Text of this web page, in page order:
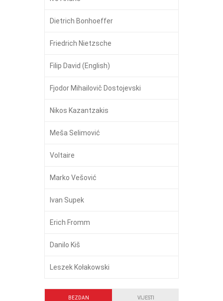
Dietrich Bonhoeffer
Friedrich Nietzsche
Filip David (English)
Fjodor Mihailovič Dostojevski
Nikos Kazantzakis
Meša Selimović
Voltaire
Marko Vešović
Ivan Supek
Erich Fromm
Danilo Kiš
Leszek Kołakowski
BEZDAN VIJESTI